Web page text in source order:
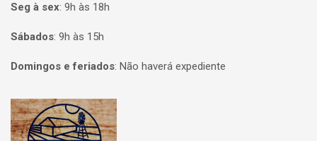
Seg à sex: 9h às 18h
Sábados: 9h às 15h
Domingos e feriados: Não haverá expediente
Página inicial